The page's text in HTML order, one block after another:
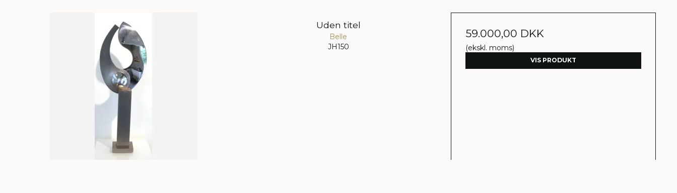
Uden titel
Belle
JH150
59.000,00 DKK
(ekskl. moms)
VIS PRODUKT